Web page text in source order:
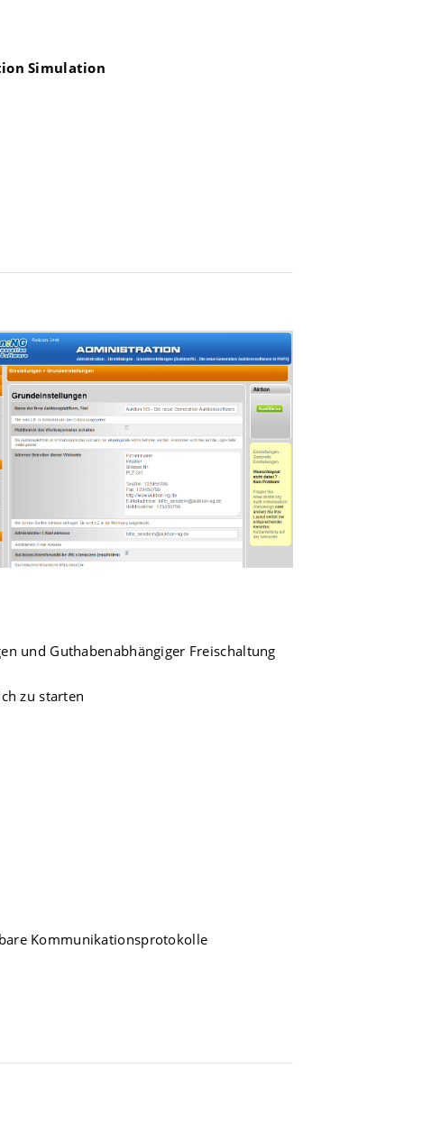
Simulation
und Guthabenabhängiger Freischaltung
zu starten
Kommunikationsprotokolle